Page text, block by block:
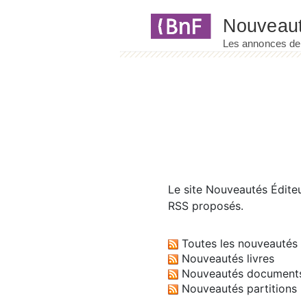
Le site Nouveautés
RSS proposés.
Toutes les nouveautés
Nouveautés livres
Nouveautés
Nouveautés partitions